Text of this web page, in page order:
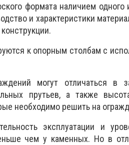
формата наличием одного
и характеристики
к опорным столбам с
могут отличаться в
прутьев, а также
необходимо решить на
эксплуатации и
чем у каменных. Но в